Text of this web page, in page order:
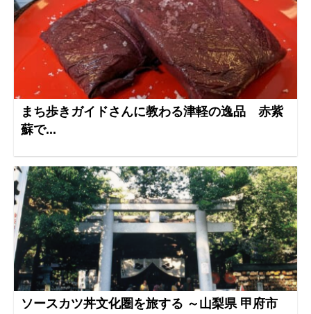
まち歩きガイドさんに教わる津軽の逸品 赤紫
蘇で...
ソースカツ丼文化圏を旅する ～山梨県 甲府市